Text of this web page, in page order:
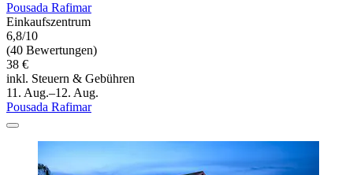
Pousada Rafimar
Einkaufszentrum
6,8/10
(40 Bewertungen)
38 €
inkl. Steuern & Gebühren
11. Aug.–12. Aug.
Pousada Rafimar